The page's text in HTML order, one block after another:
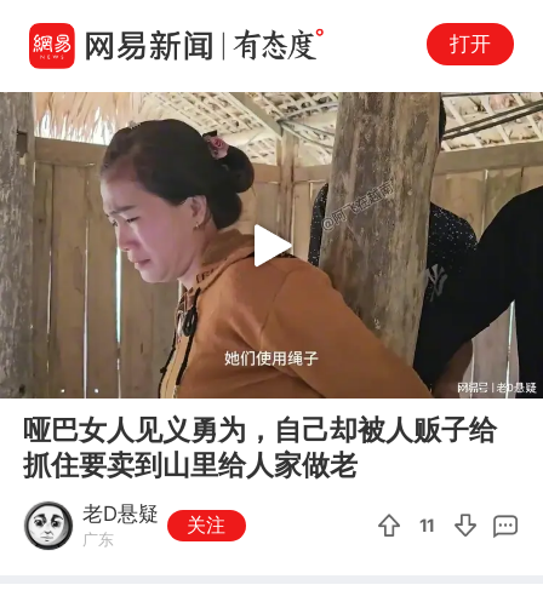
打开
00:00 04:32
Play
哑巴女人见义勇为，自己却被人贩子给
抓住要卖到山里给人家做老
老D悬疑
广东
关注 11